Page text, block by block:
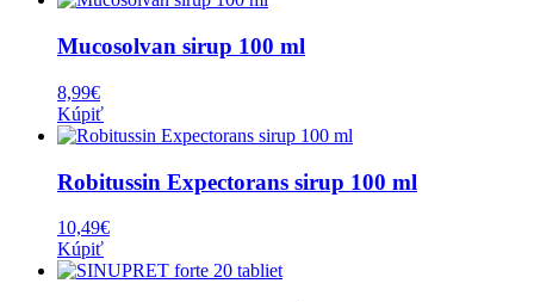
Mucosolvan sirup 100 ml
8,99€
Kúpiť
Robitussin Expectorans sirup 100 ml
10,49€
Kúpiť